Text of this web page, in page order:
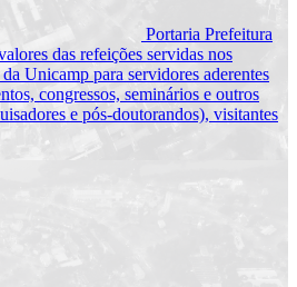
Portaria Prefeitura
das refeições servidas nos
Unicamp para servidores aderentes
congressos, seminários e outros
e pós-doutorandos), visitantes